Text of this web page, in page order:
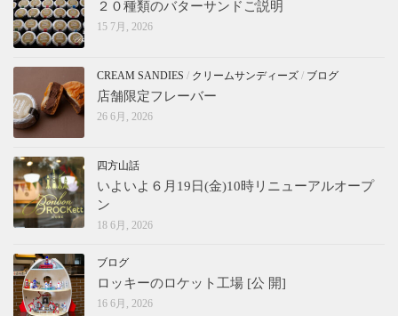
２０種類のバターサンドご説明
15 7月, 2026
CREAM SANDIES / クリームサンディーズ / ブログ
店舗限定フレーバー
26 6月, 2026
四方山話
いよいよ６月19日(金)10時リニューアルオープ
ン
18 6月, 2026
ブログ
ロッキーのロケット工場 [公 開]
16 6月, 2026